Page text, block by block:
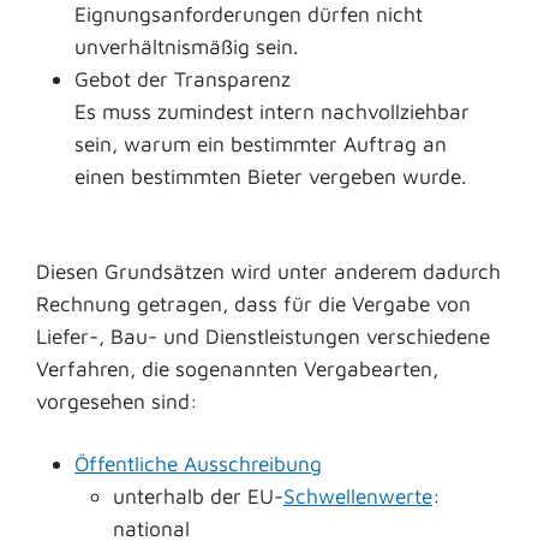
Eignungsanforderungen dürfen nicht
unverhältnismäßig sein.
Gebot der Transparenz
Es muss zumindest intern nachvollziehbar
sein, warum ein bestimmter Auftrag an
einen bestimmten Bieter vergeben wurde.
Diesen Grundsätzen wird unter anderem dadurch
Rechnung getragen, dass für die Vergabe von
Liefer-, Bau- und Dienstleistungen verschiedene
Verfahren, die sogenannten Vergabearten,
vorgesehen sind:
Öffentliche Ausschreibung
unterhalb der EU-Schwellenwerte:
national